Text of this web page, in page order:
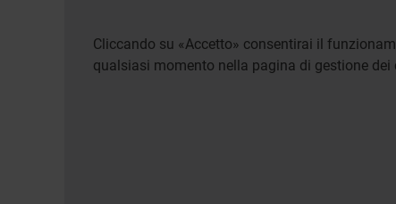
Cliccando su «Accetto» consentirai il
qualsiasi momento nella pagina di gestione dei